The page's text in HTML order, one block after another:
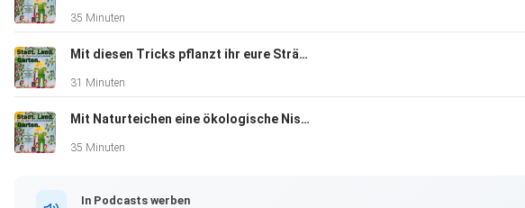
den Stickstoff aus der Luft im Boden einlagern können.
Worauf wartet ihr also noch? Geht raus und pflanzt Bohnen! Wie
35 Minuten
Mit diesen Tricks pflanzt ihr eure Sträucher richtig
31 Minuten
Mit Naturteichen eine ökologische Nische im Garten schaffen
35 Minuten
In Podcasts werben